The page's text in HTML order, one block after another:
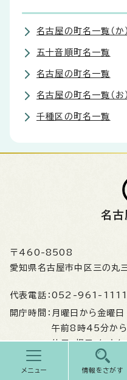
メニュー 情報をさがす
名古屋の町名一覧（か）
五十音順町名一覧
名古屋の町名一覧
名古屋の町名一覧（お）
千種区の町名一覧
名古
〒460-8508
愛知県名古屋市中区三の丸
代表電話： 052-961-1111
開庁時間： 月曜日から金曜日
午前8時45分か
休日・祝日・年末
法人番号：